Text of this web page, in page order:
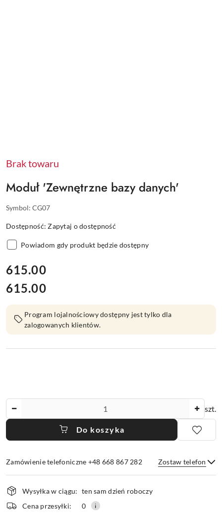
Brak towaru
Moduł 'Zewnętrzne bazy danych'
Symbol: CG07
Dostępność:Zapytaj o dostępność
Powiadom gdy produkt będzie dostępny
cena:
615.00
Cena:
615.00
Program lojalnościowy dostępny jest tylko dla
zalogowanych klientów.
szt.
Do koszyka
Zamówienie telefoniczne +48 668 867 282 Zostaw telefon
Wyślij
Dostępność
i
dostawa
Wysyłka w ciągu: ten sam dzień roboczy
Cena przesyłki:
0